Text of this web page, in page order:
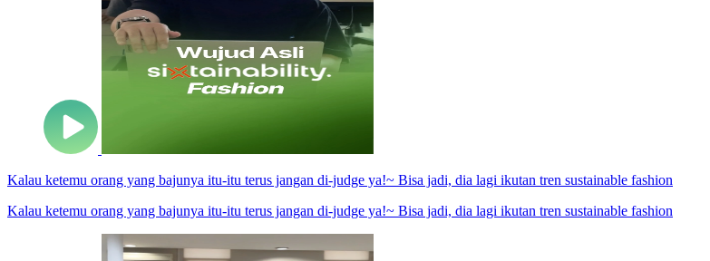
Kalau ketemu orang yang bajunya itu-itu terus jangan di-judge ya!~ Bisa jadi, dia lagi ikutan tren sustainable fashion
Kalau ketemu orang yang bajunya itu-itu terus jangan di-judge ya!~ Bisa jadi, dia lagi ikutan tren sustainable fashion